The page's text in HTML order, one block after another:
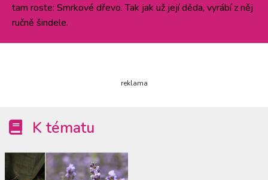
tam roste: Smrkové dřevo. Tak jak už její děda, vyrábí z něj
ručně šindele.
reklama
K tématu